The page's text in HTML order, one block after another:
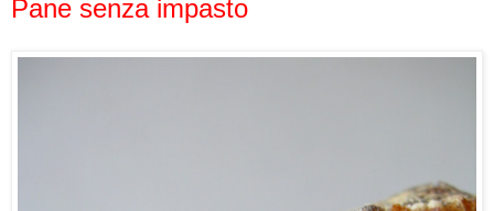
Pane senza impasto